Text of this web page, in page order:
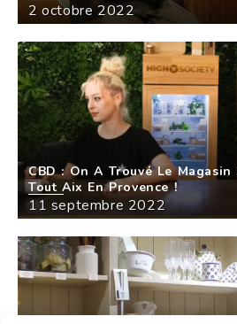
2 octobre 2022
CBD : On A Trouvé Le
Tout Aix En Provence !
11 septembre 2022